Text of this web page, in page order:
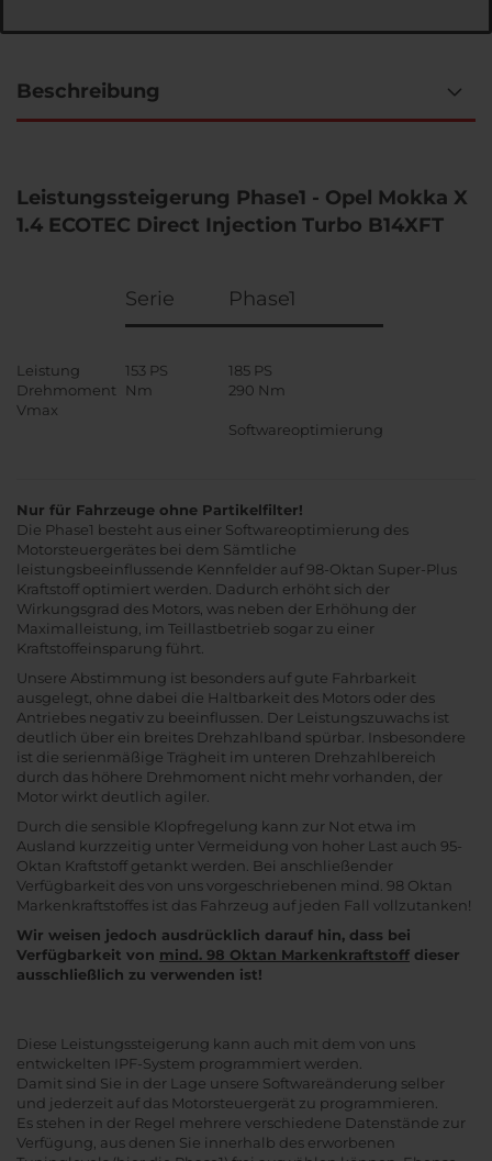
Beschreibung
Leistungssteigerung Phase1 - Opel Mokka X
1.4 ECOTEC Direct Injection Turbo B14XFT
Serie Phase1
Leistung 153 PS
185 PS
Drehmoment
Nm
290 Nm
Vmax
Softwareoptimierung
Nur für Fahrzeuge ohne Partikelfilter!
Die Phase1 besteht aus einer Softwareoptimierung des
Motorsteuergerätes bei dem Sämtliche
leistungsbeeinflussende Kennfelder auf 98-Oktan Super-Plus
Kraftstoff optimiert werden. Dadurch erhöht sich der
Wirkungsgrad des Motors, was neben der Erhöhung der
Maximalleistung, im Teillastbetrieb sogar zu einer
Kraftstoffeinsparung führt.
Unsere Abstimmung ist besonders auf gute Fahrbarkeit
ausgelegt, ohne dabei die Haltbarkeit des Motors oder des
Antriebes negativ zu beeinflussen. Der Leistungszuwachs ist
deutlich über ein breites Drehzahlband spürbar. Insbesondere
ist die serienmäßige Trägheit im unteren Drehzahlbereich
durch das höhere Drehmoment nicht mehr vorhanden, der
Motor wirkt deutlich agiler.
Durch die sensible Klopfregelung kann zur Not etwa im
Ausland kurzzeitig unter Vermeidung von hoher Last auch 95-
Oktan Kraftstoff getankt werden. Bei anschließender
Verfügbarkeit des von uns vorgeschriebenen mind. 98 Oktan
Markenkraftstoffes ist das Fahrzeug auf jeden Fall vollzutanken!
Wir weisen jedoch ausdrücklich darauf hin, dass bei
Verfügbarkeit von mind. 98 Oktan Markenkraftstoff dieser
ausschließlich zu verwenden ist!
Diese Leistungssteigerung kann auch mit dem von uns
entwickelten IPF-System programmiert werden.
Damit sind Sie in der Lage unsere Softwareänderung selber
und jederzeit auf das Motorsteuergerät zu programmieren.
Es stehen in der Regel mehrere verschiedene Datenstände zur
Verfügung, aus denen Sie innerhalb des erworbenen